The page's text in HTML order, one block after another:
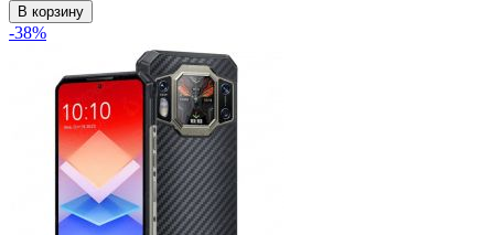
В корзину
-38%